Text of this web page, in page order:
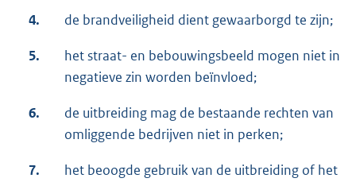
4. de brandveiligheid dient gewaarborgd te zijn;
5.
het straat- en bebouwingsbeeld mogen niet in
negatieve zin worden beïnvloed;
6.
de uitbreiding mag de bestaande rechten van
omliggende bedrijven niet in perken;
7.
het beoogde gebruik van de uitbreiding of het